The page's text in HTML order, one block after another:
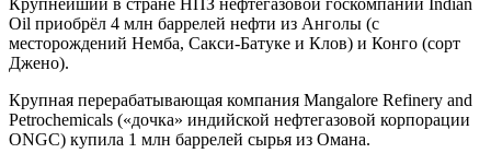
Oil приобрёл 4 млн баррелей нефти из Анголы (с
месторождений Немба, Сакси-Батуке и Клов) и Конго (сорт
Джено).
Крупная перерабатывающая компания Mangalore Refinery and
Petrochemicals («дочка» индийской нефтегазовой корпорации
ONGC) купила 1 млн баррелей сырья из Омана.